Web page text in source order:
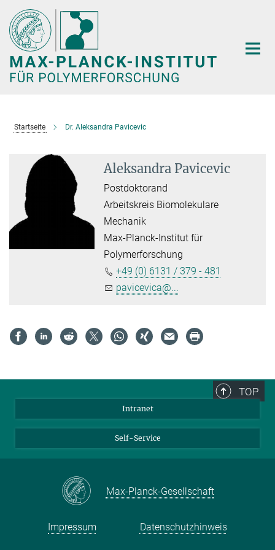
Hauptinhalt
Startseite Dr. Aleksandra Pavicevic
Aleksandra Pavicevic
Postdoktorand
Arbeitskreis Biomolekulare
Mechanik
Max-Planck-Institut für
Polymerforschung
+49 (0) 6131 / 379 - 481
pavicevica@...
TOP
Intranet
Self-Service
Max-Planck-Gesellschaft
Impressum Datenschutzhinweis